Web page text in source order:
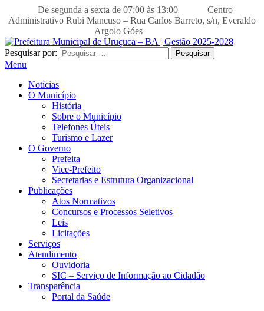
De segunda a sexta de 07:00 às 13:00
Centro
Administrativo Rubi Mancuso – Rua Carlos Barreto, s/n, Everaldo
Argolo Góes
Pesquisar por:
Menu
Notícias
O Município
História
Sobre o Município
Telefones Úteis
Turismo e Lazer
O Governo
Prefeita
Vice-Prefeito
Secretarias e Estrutura Organizacional
Publicações
Atos Normativos
Concursos e Processos Seletivos
Leis
Licitações
Serviços
Atendimento
Ouvidoria
SIC – Serviço de Informação ao Cidadão
Transparência
Portal da Saúde